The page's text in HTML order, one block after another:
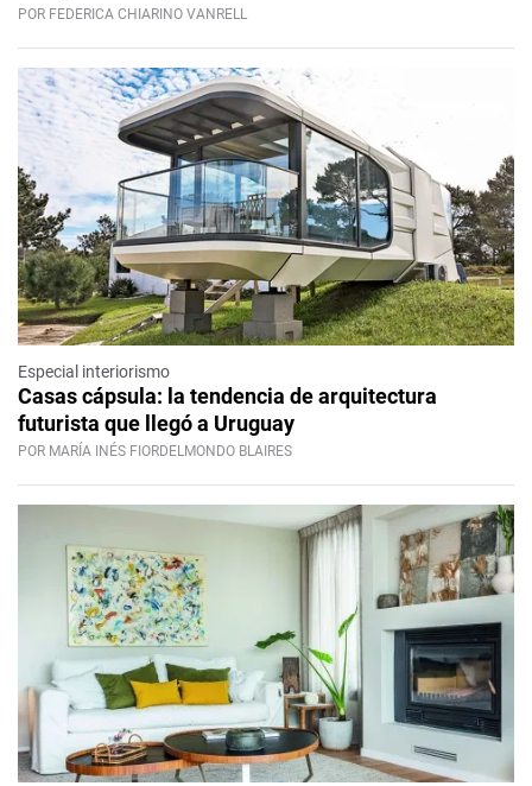
POR FEDERICA CHIARINO VANRELL
Especial interiorismo
Casas cápsula: la tendencia de arquitectura
futurista que llegó a Uruguay
POR MARÍA INÉS FIORDELMONDO BLAIRES